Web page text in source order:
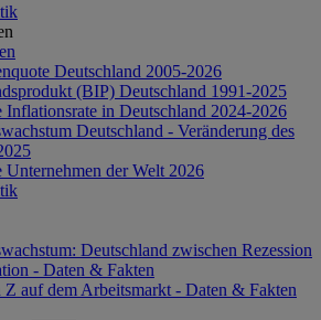
Deutschland 2005-2026
(BIP) Deutschland 1991-2025
Inflationsrate in Deutschland 2024-2026
Deutschland - Veränderung des
Unternehmen der Welt 2026
Deutschland zwischen Rezession
- Daten & Fakten
Z auf dem Arbeitsmarkt - Daten & Fakten